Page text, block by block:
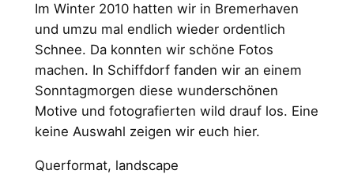
Im Winter 2010 hatten wir in Bremerhaven
und umzu mal endlich wieder ordentlich
Schnee. Da konnten wir schöne Fotos
machen. In Schiffdorf fanden wir an einem
Sonntagmorgen diese wunderschönen
Motive und fotografierten wild drauf los. Eine
keine Auswahl zeigen wir euch hier.
Querformat, landscape